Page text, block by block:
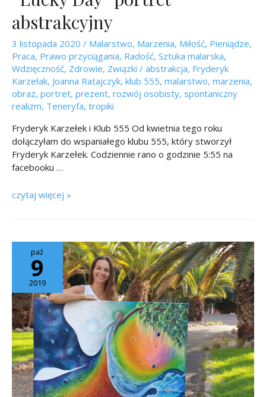
abstrakcyjny
3 listopada 2020 / Malarstwo, Marzenia, Miłość, Pieniądze,
Praca, Prawo przyciągania, Radość, Sztuka malarska,
Wdzięczność, Zdrowie, Związki / abstrakcja, Fryderyk
Karzełak, Joanna Ratajczyk, klub 555, malarstwo, marzenia,
obraz, portret, prezent, rozwój osobisty, spontaniczny
realizm, Teneryfa, tropiki
Fryderyk Karzełek i Klub 555 Od kwietnia tego roku
dołączyłam do wspaniałego klubu 555, który stworzył
Fryderyk Karzełek. Codziennie rano o godzinie 5:55 na
facebooku …
czytaj więcej »
paź
9
2019